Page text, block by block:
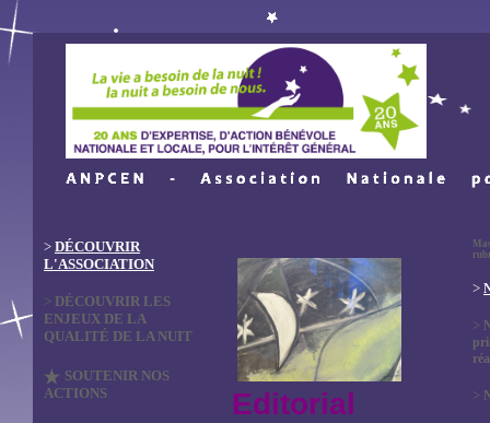
> DÉCOUVRIR
L'ASSOCIATION
> DÉCOUVRIR LES
ENJEUX DE LA
QUALITÉ DE LA NUIT
SOUTENIR NOS
ACTIONS
Editorial
>
>
>